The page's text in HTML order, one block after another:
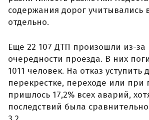
содержания дорог учитывались
отдельно.
Еще 22 107 ДТП произошли из-
очередности проезда. В них
1011 человек. На отказ уступить
перекрестке, переходе или при
пришлось 17,2% всех аварий,
последствий была